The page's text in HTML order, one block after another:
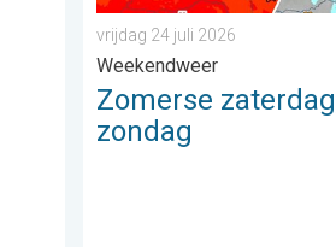
vrijdag 24 juli 2026
Weekendweer
Zomerse
zondag